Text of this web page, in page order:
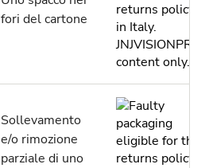
fori del cartone
Sollevamento
e/o rimozione
parziale di uno